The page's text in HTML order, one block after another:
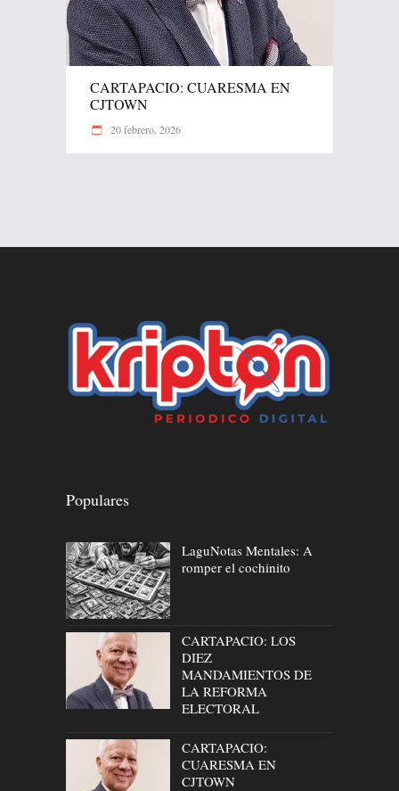
CARTAPACIO: CUARESMA EN
CJTOWN
20 febrero, 2026
Populares
LaguNotas Mentales: A
romper el cochinito
CARTAPACIO: LOS
DIEZ
MANDAMIENTOS DE
LA REFORMA
ELECTORAL
CARTAPACIO:
CUARESMA EN
CJTOWN